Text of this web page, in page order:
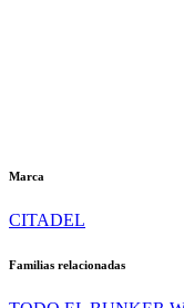
Marca
CITADEL
Familias relacionadas